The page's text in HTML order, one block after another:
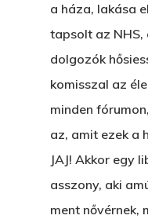
a háza, lakása
tapsolt az NHS,
dolgozók
komisszal az
minden
az, amit ezek a
JAJ! Akkor egy
asszony, aki
ment nővérnek,